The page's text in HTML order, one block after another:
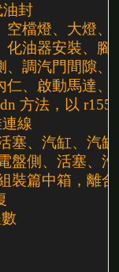
封
空檔燈、大燈、
化油器安裝、腳
調汽門間隙、
仁、啟動馬達、
方法，以 r155
線
塞、汽缸、汽缸
盤側、活塞、汽
裝篇中箱，離合